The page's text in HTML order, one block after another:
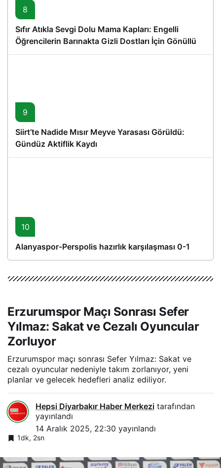
8
Sıfır Atıkla Sevgi Dolu Mama Kapları: Engelli
Öğrencilerin Barınakta Gizli Dostları İçin Gönüllü
Proje
9
Siirt’te Nadide Mısır Meyve Yarasası Görüldü:
Gündüz Aktiflik Kaydı
10
Alanyaspor-Perspolis hazırlık karşılaşması 0-1
Erzurumspor Maçı Sonrası Sefer
Yılmaz: Sakat ve Cezalı Oyuncular
Zorluyor
Erzurumspor maçı sonrası Sefer Yılmaz: Sakat ve
cezalı oyuncular nedeniyle takım zorlanıyor, yeni
planlar ve gelecek hedefleri analiz ediliyor.
Hepsi Diyarbakır Haber Merkezi tarafından
yayınlandı
14 Aralık 2025, 22:30 yayınlandı
1dk, 2sn